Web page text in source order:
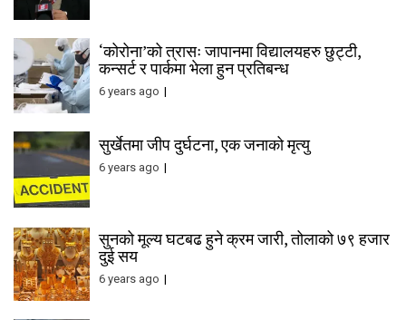
‘कोरोना’को त्रासः जापानमा विद्यालयहरु छुट्टी,
कन्सर्ट र पार्कमा भेला हुन प्रतिबन्ध
6 years ago
सुर्खेतमा जीप दुर्घटना, एक जनाको मृत्यु
6 years ago
सुनको मूल्य घटबढ हुने क्रम जारी, तोलाको ७९ हजार
दुई सय
6 years ago